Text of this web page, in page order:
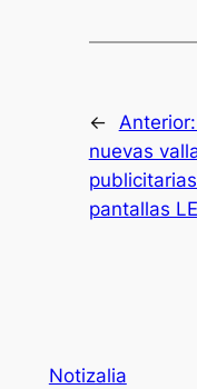
← Anterior:
nuevas
pantallas
Notizalia